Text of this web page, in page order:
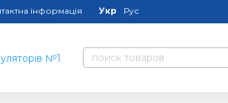
інформація Укр Рус